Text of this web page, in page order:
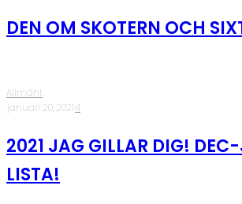
DEN OM SKOTERN OCH
Allmänt
·januari 20, 2021·4
2021 JAG GILLAR DIG!
LISTA!